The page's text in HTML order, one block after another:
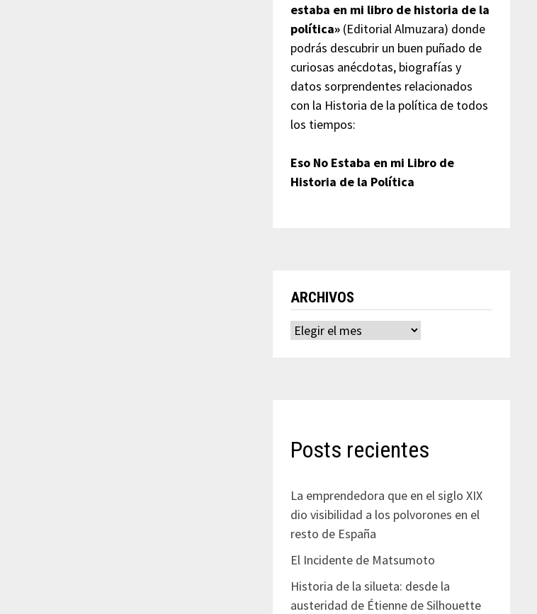
estaba en mi libro de historia de la
política»(Editorial Almuzara) donde
podrás descubrir un buen puñado de
curiosas anécdotas, biografías y
datos sorprendentes relacionados
con la Historia de la política de todos
los tiempos:
Eso No Estaba en mi Libro de
Historia de la Política
ARCHIVOS
Archivos
Posts recientes
La emprendedora que en el siglo XIX
dio visibilidad a los polvorones en el
resto de España
El Incidente de Matsumoto
Historia de la silueta: desde la
austeridad de Étienne de Silhouette